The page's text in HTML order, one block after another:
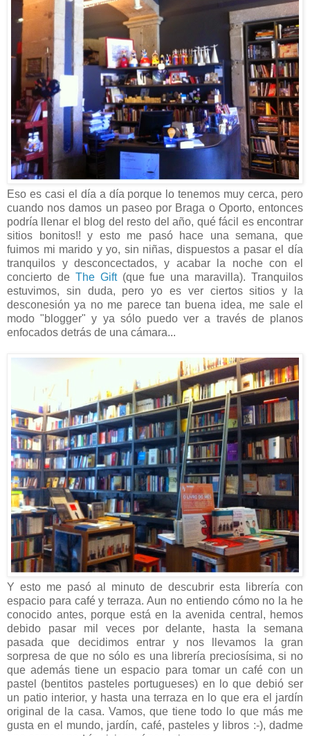
Eso es casi el día a día porque lo tenemos muy cerca, pero
cuando nos damos un paseo por Braga o Oporto, entonces
podría llenar el blog del resto del año, qué fácil es encontrar
sitios bonitos!! y esto me pasó hace una semana, que
fuimos mi marido y yo, sin niñas, dispuestos a pasar el día
tranquilos y desconcectados, y acabar la noche con el
concierto de The Gift(que fue una maravilla). Tranquilos
estuvimos, sin duda, pero yo es ver ciertos sitios y la
desconesión ya no me parece tan buena idea, me sale el
modo "blogger" y ya sólo puedo ver a través de planos
enfocados detrás de una cámara...
Y esto me pasó al minuto de descubrir esta librería con
espacio para café y terraza. Aun no entiendo cómo no la he
conocido antes, porque está en la avenida central, hemos
debido pasar mil veces por delante, hasta la semana
pasada que decidimos entrar y nos llevamos la gran
sorpresa de que no sólo es una librería preciosísima, si no
que además tiene un espacio para tomar un café con un
pastel (bentitos pasteles portugueses) en lo que debió ser
un patio interior, y hasta una terraza en lo que era el jardín
original de la casa. Vamos, que tiene todo lo que más me
gusta en el mundo, jardín, café, pasteles y libros :-), dadme